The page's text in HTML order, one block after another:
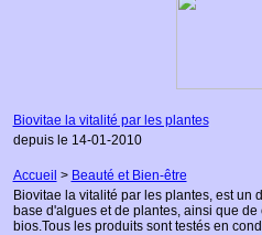
Biovitae la vitalité par les plantes
depuis le 14-01-2010
Accueil > Beauté et Bien-être
Biovitae la vitalité par les plantes, est un
base d'algues et de plantes, ainsi que
bios.Tous les produits sont testés en